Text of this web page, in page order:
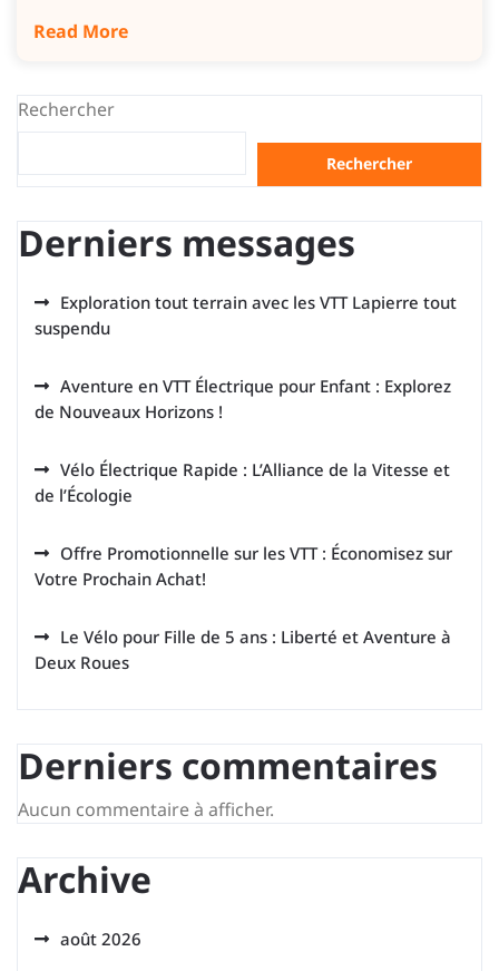
Read More
Rechercher
Rechercher
Derniers messages
Exploration tout terrain avec les VTT Lapierre tout
suspendu
Aventure en VTT Électrique pour Enfant : Explorez
de Nouveaux Horizons !
Vélo Électrique Rapide : L’Alliance de la Vitesse et
de l’Écologie
Offre Promotionnelle sur les VTT : Économisez sur
Votre Prochain Achat!
Le Vélo pour Fille de 5 ans : Liberté et Aventure à
Deux Roues
Derniers commentaires
Aucun commentaire à afficher.
Archive
août 2026